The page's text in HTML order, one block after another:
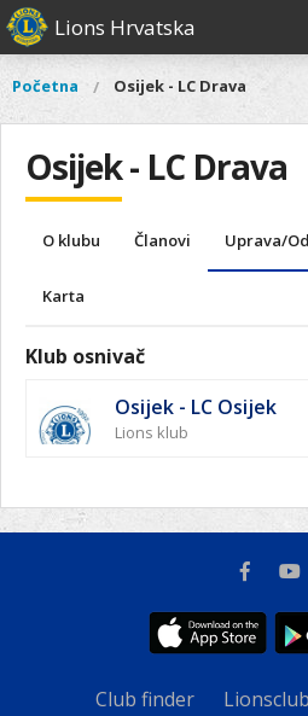
Skoči
na
sadržaj
Lions Hrvatska
O nama
Naši projekti
Aktivnosti
Glavni
O
nama
Distrikt
126
Aktivnosti
Vi
ste
ovdje
Početna Osijek - LC Drava
Osijek - LC Drava
O klubu Članovi Uprava/
Karta
Klub osnivač
Osijek - LC Osijek
Lions klub
Club finder